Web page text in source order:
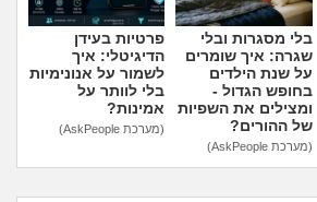
בלי מסגרות ובלי
שגרה: איך שומרים
על שנת הילדים
בחופש הגדול -
ומצילים את השפיות
של ההורים?
(מערכת AskPeople)
פרטיות בעידן
הדיגיטלי: איך
לשמור על אנונימיות
בלי לוותר על
אמינות?
(מערכת AskPeople)